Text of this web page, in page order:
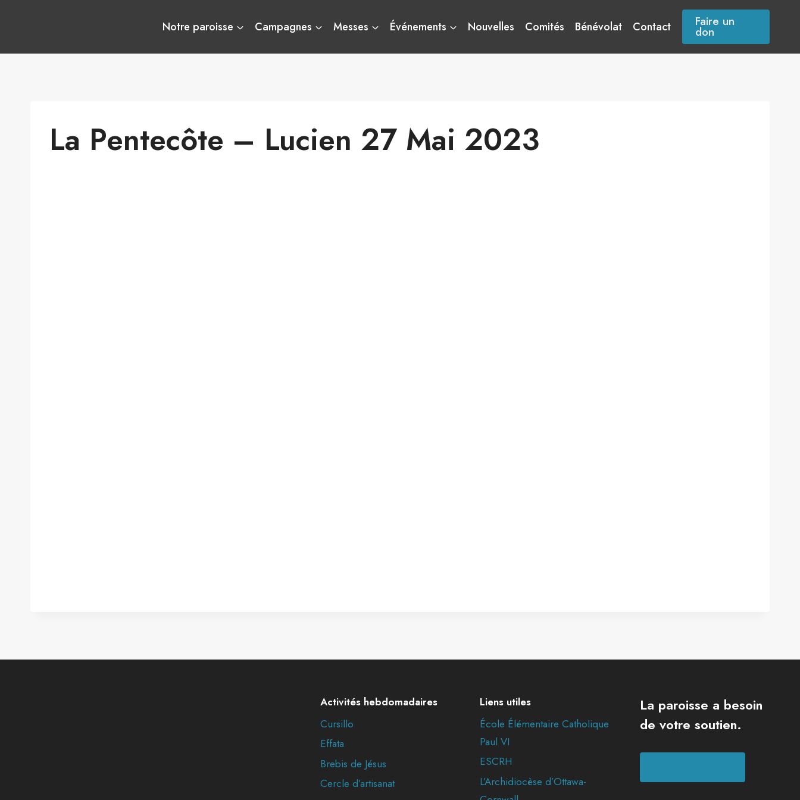
Notre paroisse Campagnes Messes Événements Nouvelles Comités Bénévolat Contact Faire un
don
La Pentecôte – Lucien 27 Mai 2023
Activités hebdomadaires
Cursillo
Effata
Brebis de Jésus
Cercle d’artisanat
Liens utiles
École Élémentaire Catholique
Paul VI
ESCRH
L’Archidiocèse d’Ottawa-
La paroisse a besoin
de votre soutien.